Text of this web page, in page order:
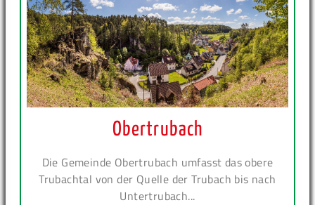
Obertrubach
Die Gemeinde Obertrubach umfasst das obere
Trubachtal von der Quelle der Trubach bis nach
Untertrubach...